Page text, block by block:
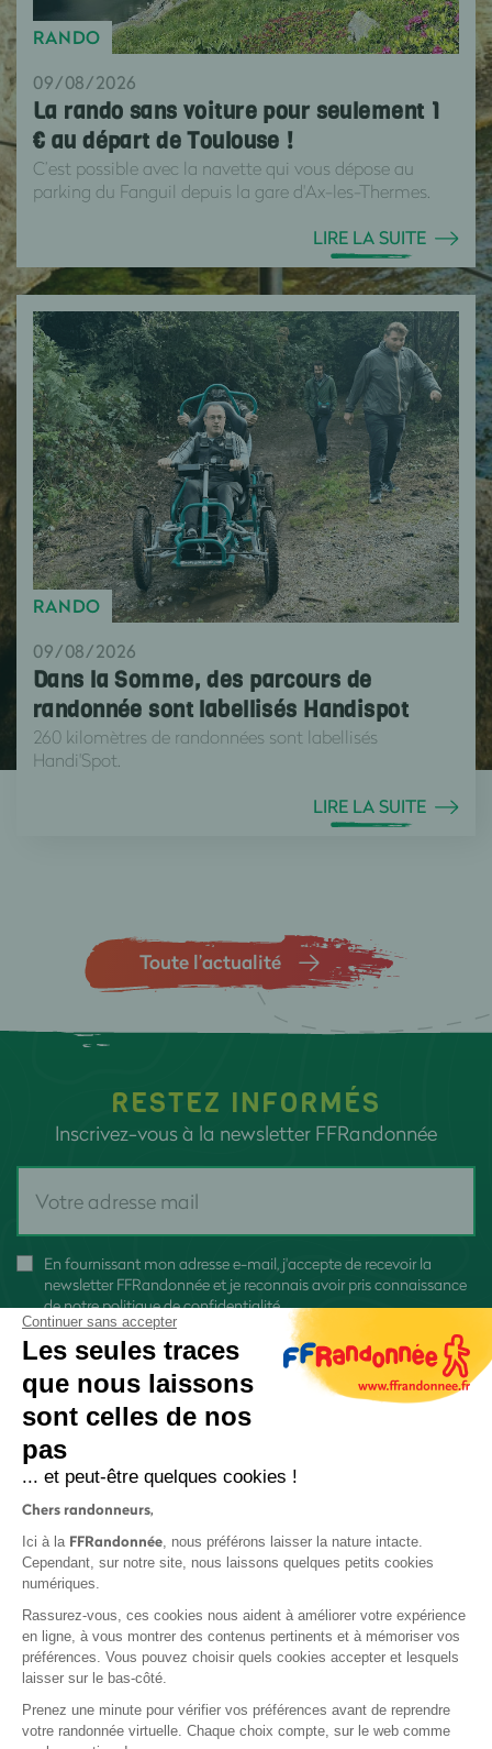
RANDO
09/08/2026
La rando sans voiture pour seulement 1
€ au départ de Toulouse !
C’est possible avec la navette qui vous dépose au
parking du Fanguil depuis la gare d'Ax-les-Thermes.
LIRE LA SUITE
RANDO
09/08/2026
Dans la Somme, des parcours de
randonnée sont labellisés Handispot
260 kilomètres de randonnées sont labellisés
Handi'Spot.
LIRE LA SUITE
Toute l’actualité
RESTEZ INFORMÉS
Inscrivez-vous à la newsletter FFRandonnée
En fournissant mon adresse e-mail, j'accepte de recevoir la
newsletter FFRandonnée et je reconnais avoir pris connaissance
denotre politique de confidentialité
Protection des données
Politique de confidentialité
Continuer sans accepter
Les seules traces
que nous laissons
sont celles de nos
pas
... et peut-être quelques cookies !
Chers randonneurs,
Ici à la FFRandonnée, nous préférons laisser la nature intacte.
Cependant, sur notre site, nous laissons quelques petits cookies
numériques.
Rassurez-vous, ces cookies nous aident à améliorer votre expérience
en ligne, à vous montrer des contenus pertinents et à mémoriser vos
préférences. Vous pouvez choisir quels cookies accepter et lesquels
laisser sur le bas-côté.
Prenez une minute pour vérifier vos préférences avant de reprendre
votre randonnée virtuelle. Chaque choix compte, sur le web comme